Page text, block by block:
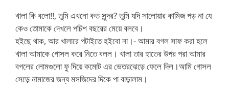
খালা কি বলো!!, তুমি এখনো কত সুন্দর? তুমি যদি সালোয়ার কামিজ পড় না যে
কেও তোমাকে দেখলে পচিশ বছরের মেয়ে বলবে।
হইছে থাক, আর খালারে পটাইতে হইবো না।- আমার বগল সাফ করা হলে
খালা আমাকে গোসল করে নিতে বলল। খালা তার হাতের উপর পরা আমার
বগলের লোমগুলো ফু দিয়ে কমোট এর ভেতরঝেড়ে ফেলে দিল।আমি গোসল
সেড়ে নামাজের জন্য মসজিদের দিকে পা বাড়ালাম।